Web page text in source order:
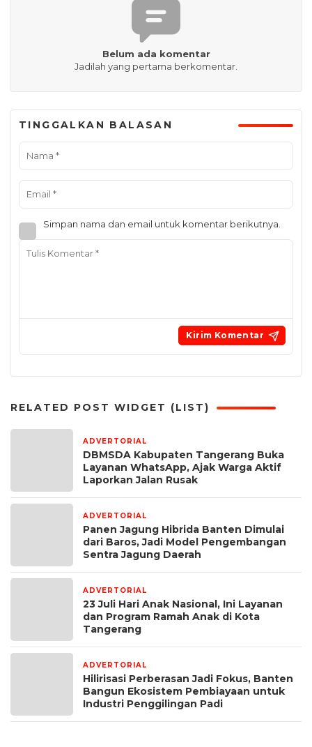
Belum ada komentar
Jadilah yang pertama berkomentar.
TINGGALKAN BALASAN
Simpan nama dan email untuk komentar berikutnya.
RELATED POST WIDGET (LIST)
ADVERTORIAL
DBMSDA Kabupaten Tangerang Buka
Layanan WhatsApp, Ajak Warga Aktif
Laporkan Jalan Rusak
ADVERTORIAL
Panen Jagung Hibrida Banten Dimulai
dari Baros, Jadi Model Pengembangan
Sentra Jagung Daerah
ADVERTORIAL
23 Juli Hari Anak Nasional, Ini Layanan
dan Program Ramah Anak di Kota
Tangerang
ADVERTORIAL
Hilirisasi Perberasan Jadi Fokus, Banten
Bangun Ekosistem Pembiayaan untuk
Industri Penggilingan Padi